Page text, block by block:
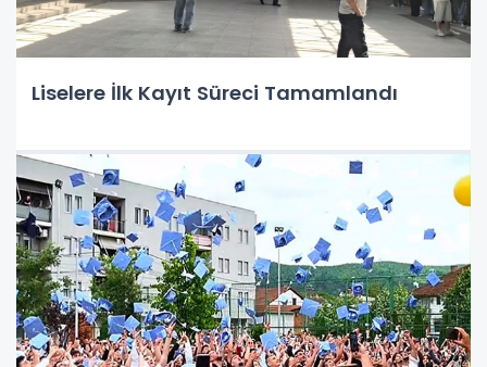
Liselere İlk Kayıt Süreci Tamamlandı